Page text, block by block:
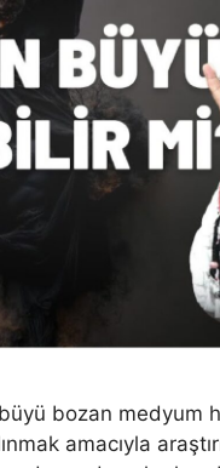
bozan medyum
amacıyla